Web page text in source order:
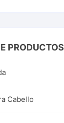
PRODUCTOS
Cabello